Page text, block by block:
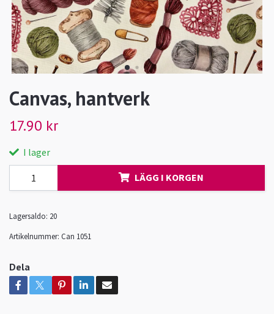
Canvas, hantverk
17.90 kr
I lager
LÄGG I KORGEN
Lagersaldo: 20
Artikelnummer: Can 1051
Dela